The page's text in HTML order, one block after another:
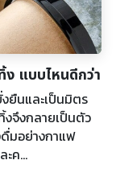
ง แบบไหนดีกว่า
ยืนและเป็นมิตร
จึงกลายเป็นตัว
มอย่างกาแฟ
ค...